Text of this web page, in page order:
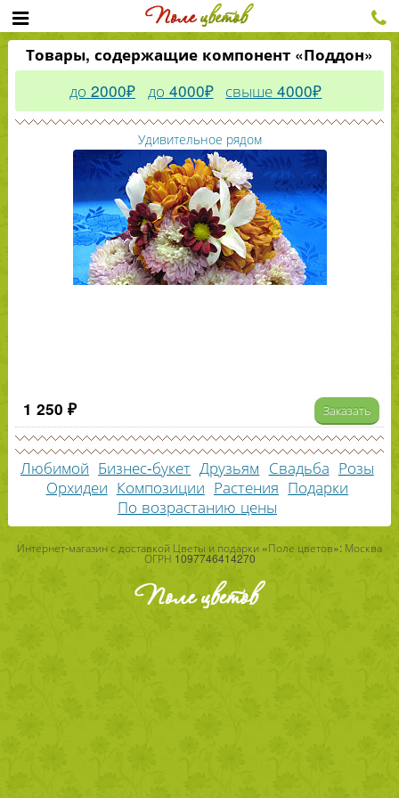
Товары, содержащие компонент «Поддон»
до 2000₽ до 4000₽ свыше 4000₽
Удивительное рядом
1 250 ₽ Заказать
Любимой Бизнес-букет Друзьям Свадьба Розы
Орхидеи Композиции Растения Подарки
По возрастанию цены
Интернет-магазин с доставкой Цветы и подарки «Поле цветов»: Москва
ОГРН 1097746414270